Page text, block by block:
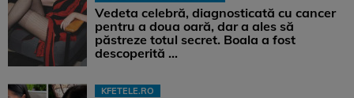
Vedeta celebră, diagnosticată cu cancer
pentru a doua oară, dar a ales să
păstreze totul secret. Boala a fost
descoperită ...
KFETELE.RO